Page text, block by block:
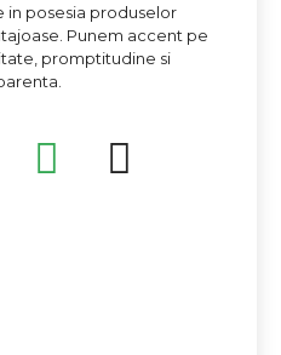
in posesia produselor
Punem accent pe
promptitudine si